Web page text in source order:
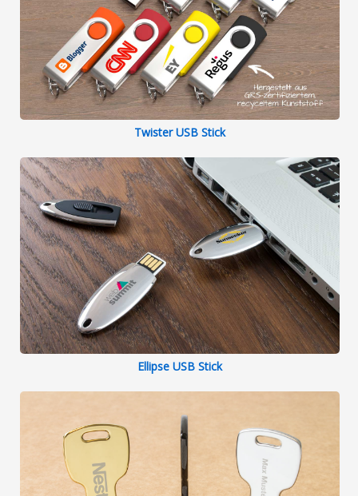
Twister USB Stick
Ellipse USB Stick